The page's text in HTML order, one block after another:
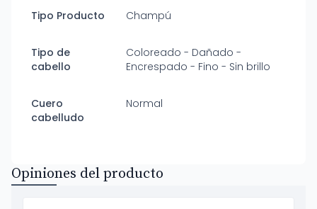
Tipo Producto Champú
Tipo de
cabello
Coloreado - Dañado -
Encrespado - Fino - Sin brillo
Cuero
cabelludo
Normal
Opiniones del producto